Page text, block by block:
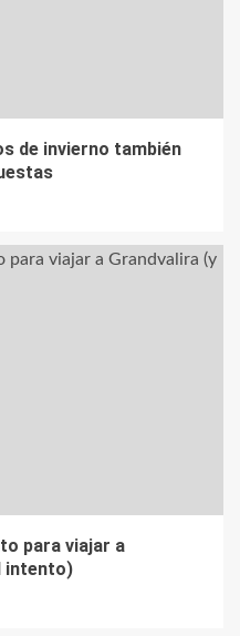
de invierno también
para viajar a
intento)